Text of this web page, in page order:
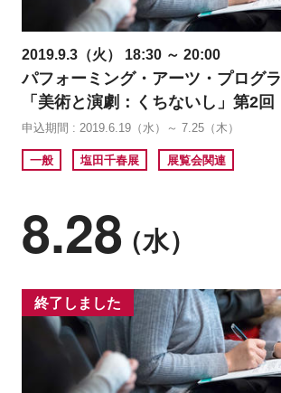
2019.9.3（火） 18:30 ～ 20:00
パフォーミング・アーツ・プログ
「美術と演劇：くちないし」第2回
申込期間 : 2019.6.19（水）～ 7.25（木）
一般 塩田千春展 展覧会関連
8.28（水）
終了しました